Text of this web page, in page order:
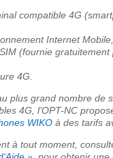
compatible 4G
Internet Mobile,
(fournie gratuitement
4G.
plus grand nombre de
4G, l’OPT-NC
WIKO à des tarifs
à tout moment,